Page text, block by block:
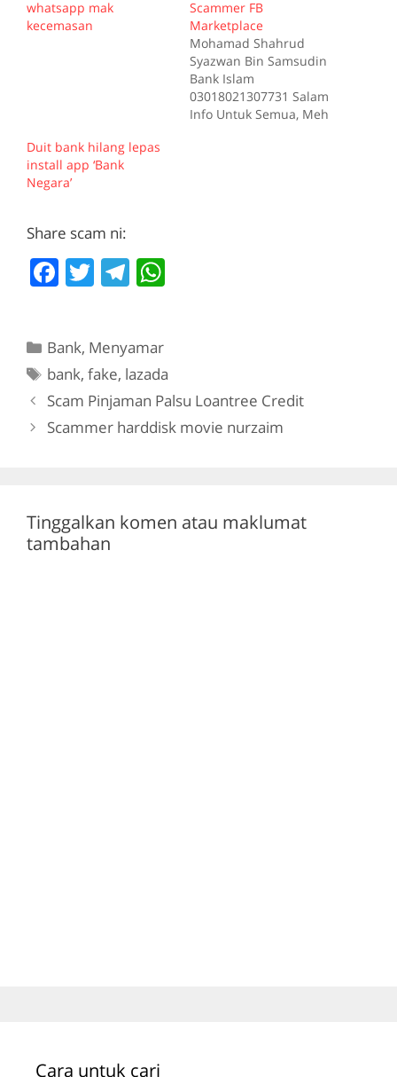
whatsapp mak
kecemasan
Scammer FB
Marketplace
Mohamad Shahrud
Syazwan Bin Samsudin
Bank Islam
03018021307731 Salam
Info Untuk Semua, Meh
Duit bank hilang lepas
install app ‘Bank
Negara’
Share scam ni:
F
e
b
o
o
T
er
T
gr
a
m
A
p
p
Categories
Bank, Menyamar
Tags
bank,fake, lazada
Scam Pinjaman Palsu Loantree Credit
Scammer harddisk movie nurzaim
Tinggalkan komen atau maklumat
tambahan
Cara untuk cari